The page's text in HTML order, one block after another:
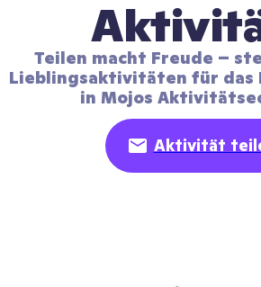
Teilen macht Freude –
Lieblingsaktivitäten für das
in Mojos
Aktivität